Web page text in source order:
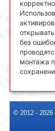
без
монтажа
© 2012 - 2026